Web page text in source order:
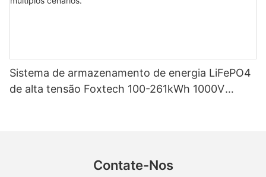
Sistema de armazenamento de energia LiFePO4
de alta tensão Foxtech 100-261kWh 1000V
Contate-Nos